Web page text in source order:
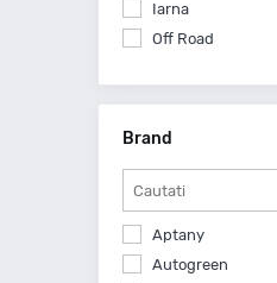
Iarna
Off Road
Brand
Aptany
Autogreen